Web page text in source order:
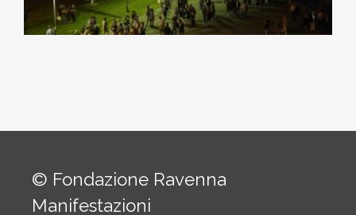
© Fondazione Ravenna
Manifestazioni